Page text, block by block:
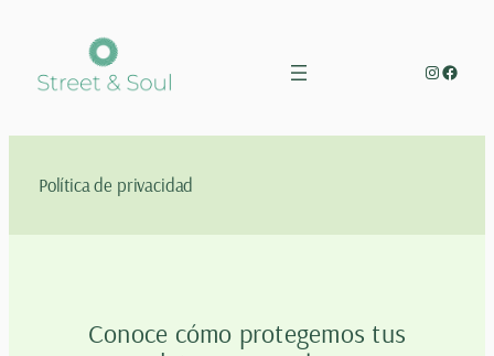
Política de privacidad
Conoce cómo protegemos tus